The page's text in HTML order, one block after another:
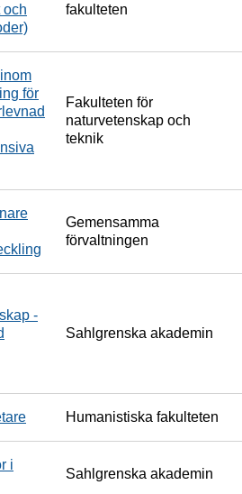
och
fakulteten
för
Fakulteten för
naturvetenskap och
teknik
Gemensamma
förvaltningen
-
Sahlgrenska akademin
Humanistiska fakulteten
i
Sahlgrenska akademin